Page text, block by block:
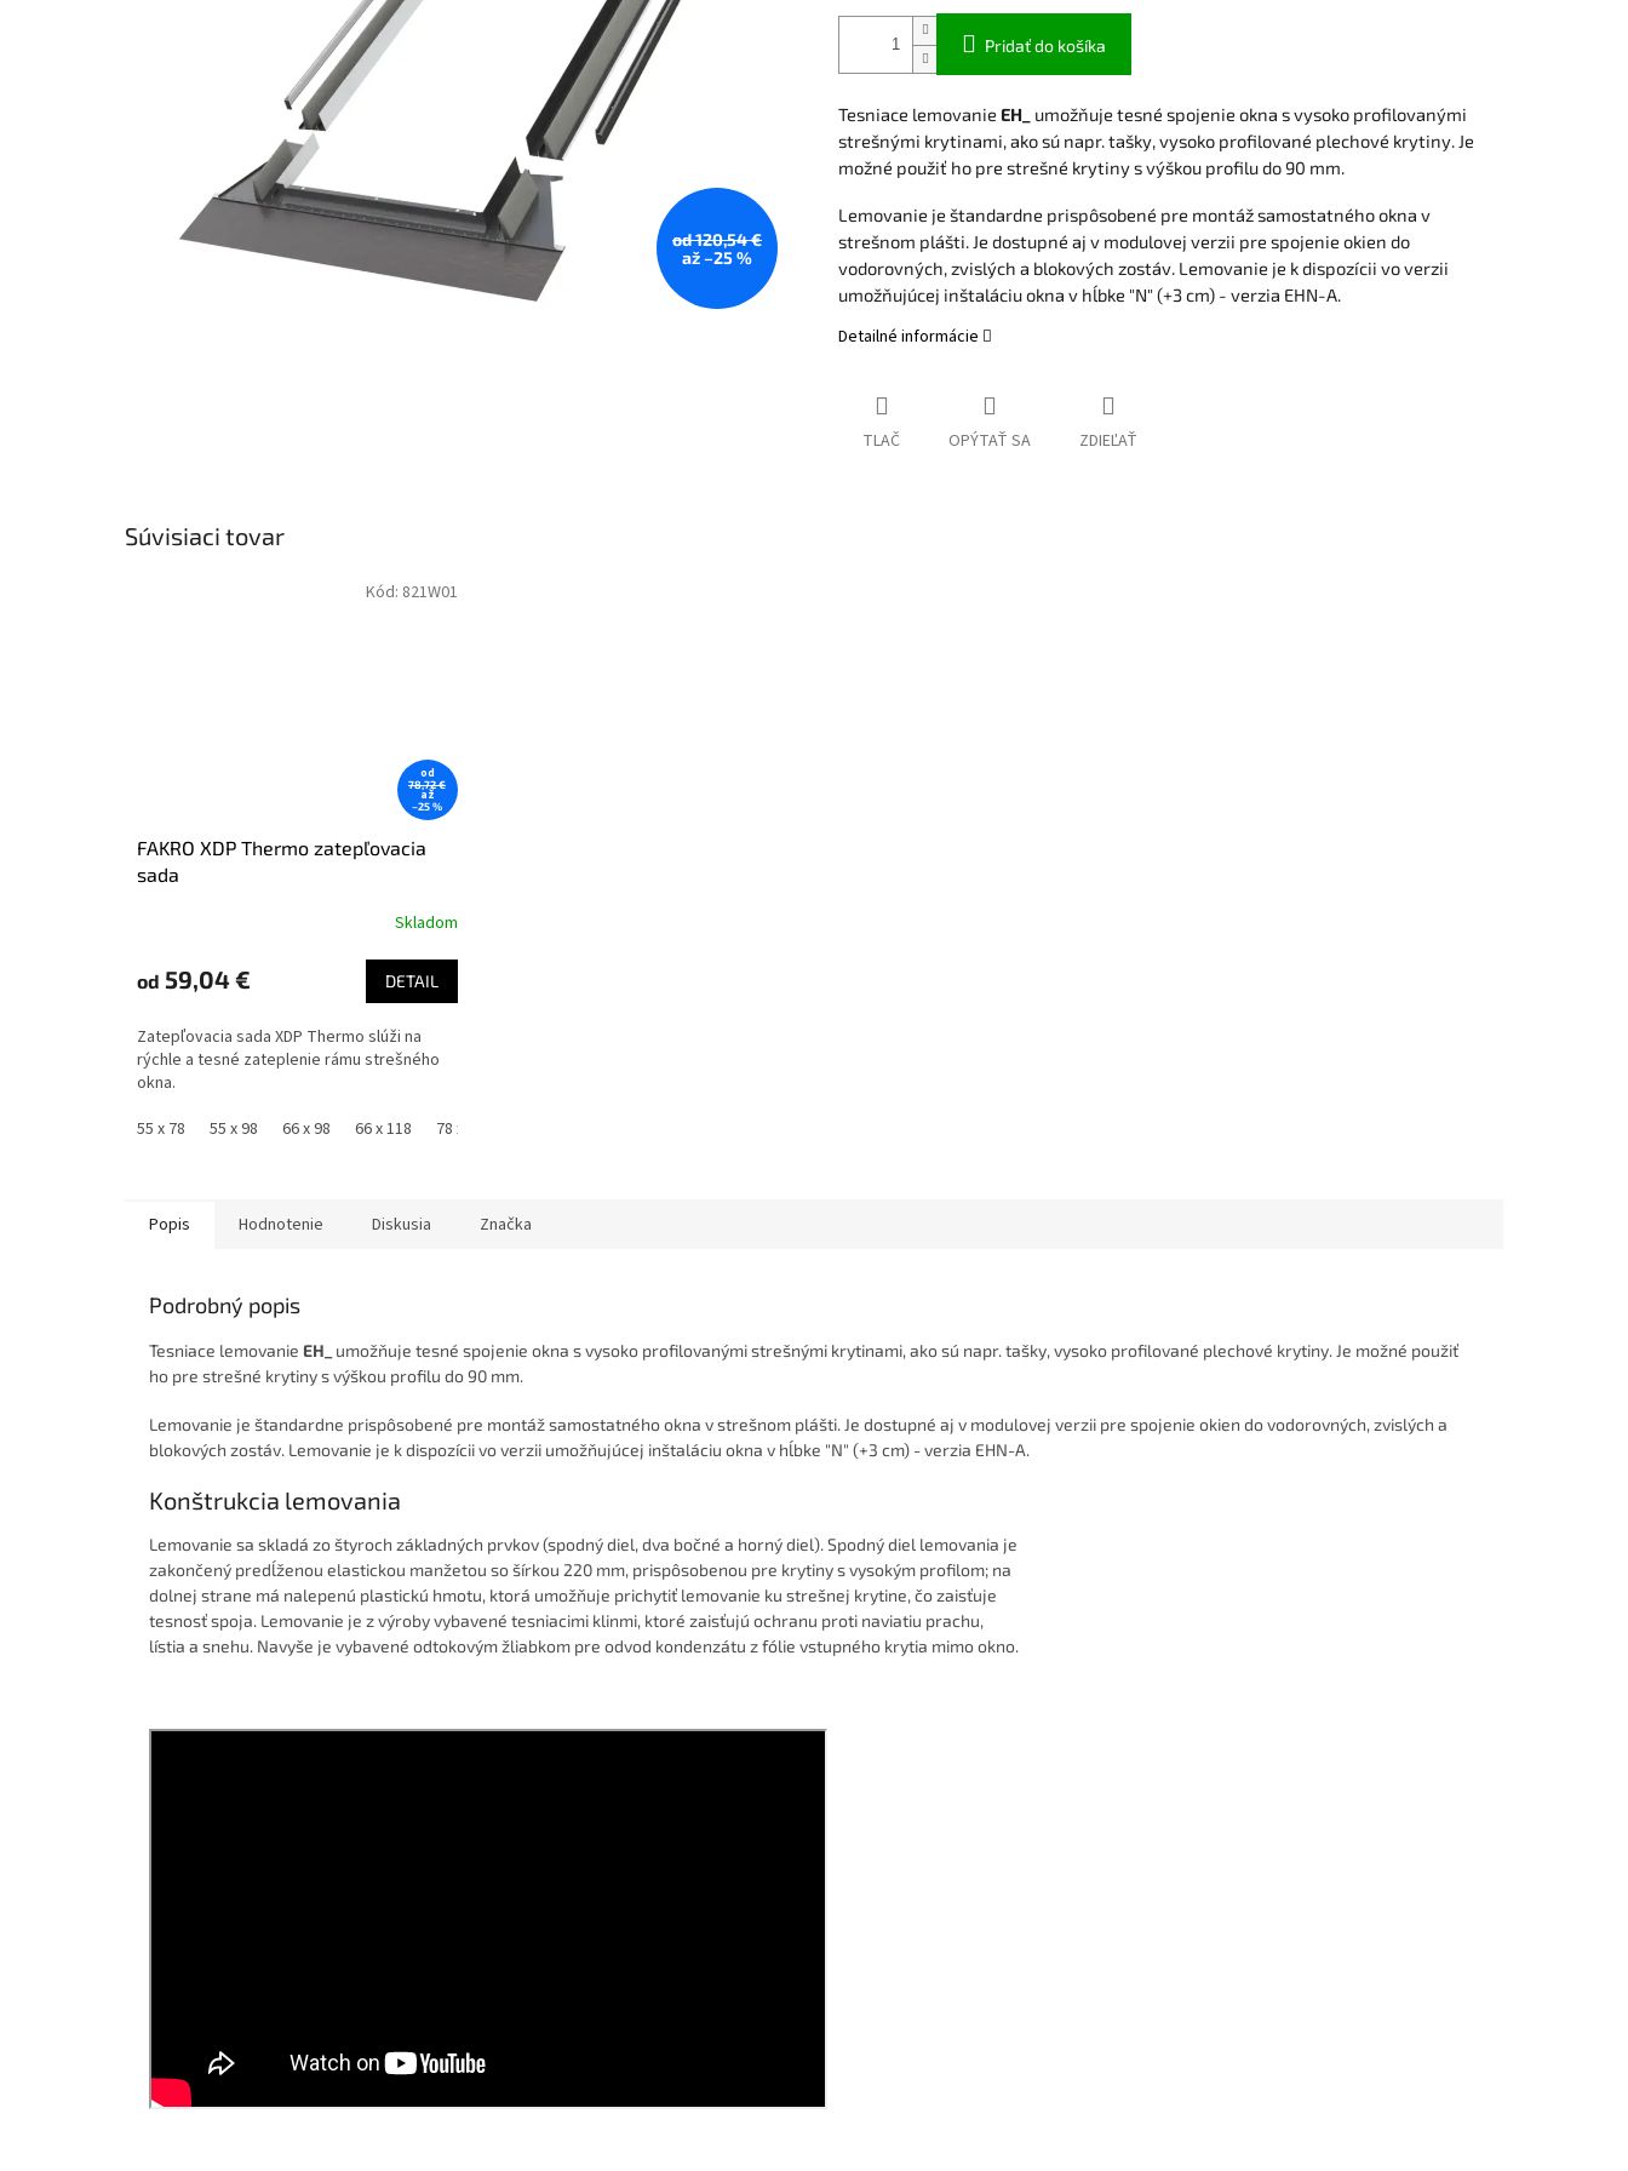
od 120,54 €
až –25 %
Pridať do košíka
Tesniace lemovanie EH_
umožňuje tesné spojenie okna s vysoko profilovanými
strešnými krytinami, ako sú napr. tašky, vysoko profilované plechové krytiny. Je
možné použiť ho pre strešné krytiny s výškou profilu do 90 mm.
Lemovanie je štandardne prispôsobené pre montáž samostatného okna v
strešnom plášti. Je dostupné aj v modulovej verzii pre spojenie okien do
vodorovných, zvislých a blokových zostáv. Lemovanie je k dispozícii vo verzii
umožňujúcej inštaláciu okna v hĺbke "N" (+3 cm) - verzia EHN-A.
Detailné informácie
TLAČ OPÝTAŤ SA ZDIEĽAŤ
Súvisiaci tovar
od
78,72 €
až
–25 %
FAKRO XDP Thermo zatepľovacia
sada
Skladom
od 59,04 € DETAIL
Zatepľovacia sada XDP Thermo slúži na
rýchle a tesné zateplenie rámu strešného
okna.
55 x 78
55 x 98 66 x 98 66 x 118 78 x 98
Kód: 821W01
Popis Hodnotenie Diskusia Značka
Podrobný popis
Tesniace lemovanie EH_
umožňuje tesné spojenie okna s vysoko profilovanými strešnými krytinami, ako sú napr. tašky, vysoko profilované plechové krytiny. Je možné použiť
ho pre strešné krytiny s výškou profilu do 90 mm.
Lemovanie je štandardne prispôsobené pre montáž samostatného okna v strešnom plášti. Je dostupné aj v modulovej verzii pre spojenie okien do vodorovných, zvislých a
blokových zostáv. Lemovanie je k dispozícii vo verzii umožňujúcej inštaláciu okna v hĺbke "N" (+3 cm) - verzia EHN-A.
Konštrukcia lemovania
Lemovanie sa skladá zo štyroch základných prvkov (spodný diel, dva bočné a horný diel). Spodný diel lemovania je
zakončený predĺženou elastickou manžetou so šírkou 220 mm, prispôsobenou pre krytiny s vysokým profilom; na
dolnej strane má nalepenú plastickú hmotu, ktorá umožňuje prichytiť lemovanie ku strešnej krytine, čo zaisťuje
tesnosť spoja. Lemovanie je z výroby vybavené tesniacimi klinmi, ktoré zaisťujú ochranu proti naviatiu prachu,
lístia a snehu. Navyše je vybavené odtokovým žliabkom pre odvod kondenzátu z fólie vstupného krytia mimo okno.